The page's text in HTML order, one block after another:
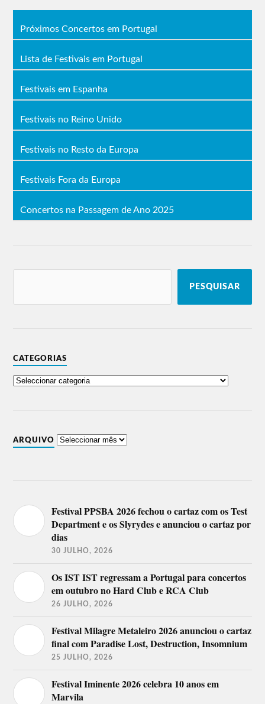
Próximos Concertos em Portugal
Lista de Festivais em Portugal
Festivais em Espanha
Festivais no Reino Unido
Festivais no Resto da Europa
Festivais Fora da Europa
Concertos na Passagem de Ano 2025
PESQUISAR
CATEGORIAS
ARQUIVO
Festival PPSBA 2026 fechou o cartaz com os Test
Department e os Slyrydes e anunciou o cartaz por
dias
30 JULHO, 2026
Os IST IST regressam a Portugal para concertos
em outubro no Hard Club e RCA Club
26 JULHO, 2026
Festival Milagre Metaleiro 2026 anunciou o cartaz
final com Paradise Lost, Destruction, Insomnium
25 JULHO, 2026
Festival Iminente 2026 celebra 10 anos em
Marvila